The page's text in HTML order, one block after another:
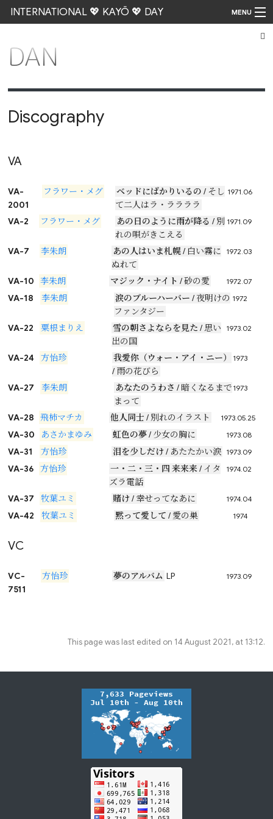
INTERNATIONAL 💖 KAYŌ 💖 DAY MENU
DAN
Discography
VA
VA-
2001
フラワー・メグ ベッドにばかりいるの / そし
て二人はラ・ララララ
1971.06
VA-2 フラワー・メグ あの日のように雨が降る / 別
れの唄がきこえる
1971.09
VA-7 李朱朗 あの人はいま札幌/ 白い霧に
ぬれて
1972.03
VA-10 李朱朗 マジック・ナイト / 砂の愛 1972.07
VA-18 李朱朗 涙のブルーハーバー / 夜明けの
ファンタジー
1972
VA-22 粟根まりえ 雪の朝さよならを見た / 思い
出の国
1973.02
VA-24 方怡珍
我愛你（ウォー・アイ・ニー）
/ 雨の花びら
1973
VA-27 李朱朗 あなたのうわさ / 暗くなるまで
まって
1973
VA-28 飛柿マチカ 他人同士 / 別れのイラスト 1973.05.25
VA-30 あさかまゆみ 虹色の夢/ 少女の胸に 1973.08
VA-31 方怡珍 泪を少しだけ/ あたたかい涙 1973.09
VA-36 方怡珍 一・二・三・四 来来来 / イタ
ズラ電話
1974.02
VA-37 牧葉ユミ 賭け/ 幸せってなあに 1974.04
VA-42 牧葉ユミ 黙って愛して / 愛の巣 1974
VC
VC-
7511
方怡珍 夢のアルバム LP 1973.09
This page was last edited on 14 August 2021, at 13:12.